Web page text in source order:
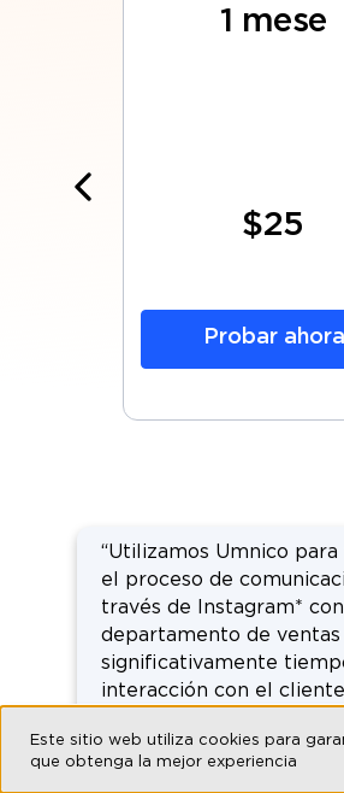
1 mese
$25
Probar ahora
“Utilizamos Umnico
el proceso de
través de Instagram* con
departamento de
significativamente
interacción con el
Carla Moises
UTLab
Este sitio web utiliza cookies para
que obtenga la mejor experiencia